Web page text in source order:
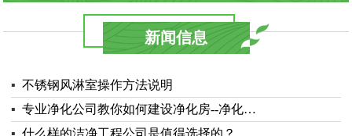
新闻信息
▪ 不锈钢风淋室操作方法说明
▪ 专业净化公司教你如何建设净化房--净化…
▪ 什么样的洁净工程公司是值得选择的？